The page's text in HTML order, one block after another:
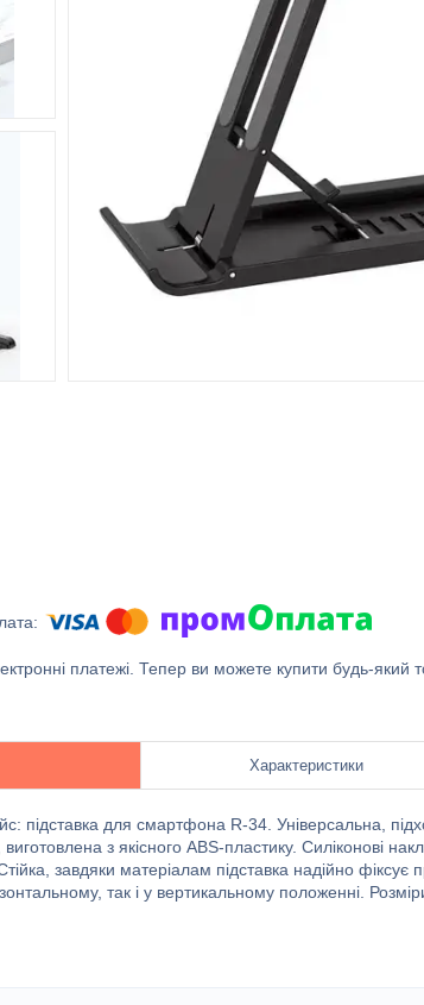
платежі. Тепер ви можете купити будь-який
Характеристики
підставка для смартфона R-34. Універсальна,
з якісного ABS-пластику. Силіконові
завдяки матеріалам підставка надійно
так і у вертикальному положенні.